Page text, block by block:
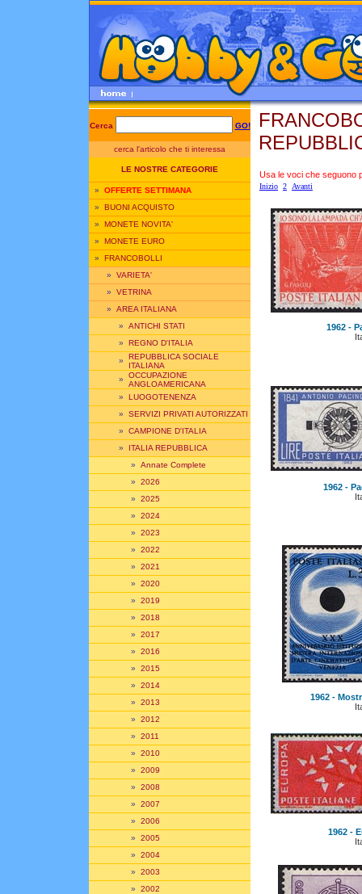
Cerca GO!
cerca l'articolo che ti interessa
LE NOSTRE CATEGORIE
» OFFERTE SETTIMANA
» BUONI ACQUISTO
» MONETE NOVITA'
» MONETE EURO
» FRANCOBOLLI
» VARIETA'
» VETRINA
» AREA ITALIANA
» ANTICHI STATI
» REGNO D'ITALIA
» REPUBBLICA SOCIALE
ITALIANA
» OCCUPAZIONE
ANGLOAMERICANA
» LUOGOTENENZA
» SERVIZI PRIVATI AUTORIZZATI
» CAMPIONE D'ITALIA
» ITALIA REPUBBLICA
» Annate Complete
» 2026
» 2025
» 2024
» 2023
» 2022
» 2021
» 2020
» 2019
» 2018
» 2017
» 2016
» 2015
» 2014
» 2013
» 2012
» 2011
» 2010
» 2009
» 2008
» 2007
» 2006
» 2005
» 2004
» 2003
» 2002
Usa le voci che seguono
Inizio 2 Avanti
1962 -
1962 -
1962 -
1962 -